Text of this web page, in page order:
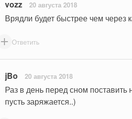
vozz 20 августа 2018
Врядли будет быстрее чем через
Ответить
jBo 20 августа 2018
Раз в день перед сном поставить
пусть заряжается..)